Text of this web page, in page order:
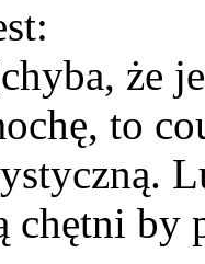
że
to
chętni by